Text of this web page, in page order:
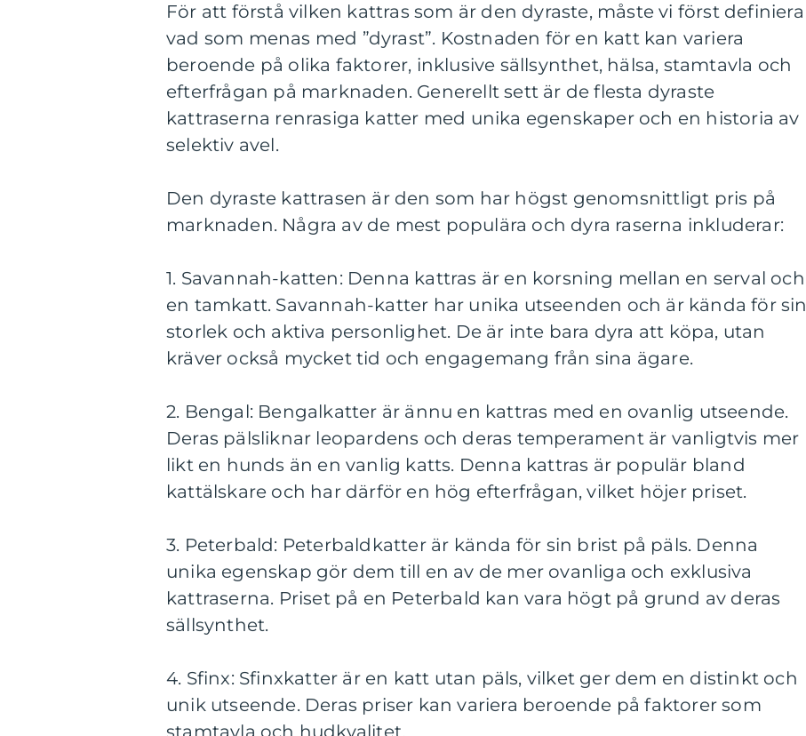
För att förstå vilken kattras som är den dyraste, måste vi först definiera
vad som menas med ”dyrast”. Kostnaden för en katt kan variera
beroende på olika faktorer, inklusive sällsynthet, hälsa, stamtavla och
efterfrågan på marknaden. Generellt sett är de flesta dyraste
kattraserna renrasiga katter med unika egenskaper och en historia av
selektiv avel.
Den dyraste kattrasen är den som har högst genomsnittligt pris på
marknaden. Några av de mest populära och dyra raserna inkluderar:
1. Savannah-katten: Denna kattras är en korsning mellan en serval och
en tamkatt. Savannah-katter har unika utseenden och är kända för sin
storlek och aktiva personlighet. De är inte bara dyra att köpa, utan
kräver också mycket tid och engagemang från sina ägare.
2. Bengal: Bengalkatter är ännu en kattras med en ovanlig utseende.
Deras pälsliknar leopardens och deras temperament är vanligtvis mer
likt en hunds än en vanlig katts. Denna kattras är populär bland
kattälskare och har därför en hög efterfrågan, vilket höjer priset.
3. Peterbald: Peterbaldkatter är kända för sin brist på päls. Denna
unika egenskap gör dem till en av de mer ovanliga och exklusiva
kattraserna. Priset på en Peterbald kan vara högt på grund av deras
sällsynthet.
4. Sfinx: Sfinxkatter är en katt utan päls, vilket ger dem en distinkt och
unik utseende. Deras priser kan variera beroende på faktorer som
stamtavla och hudkvalitet.